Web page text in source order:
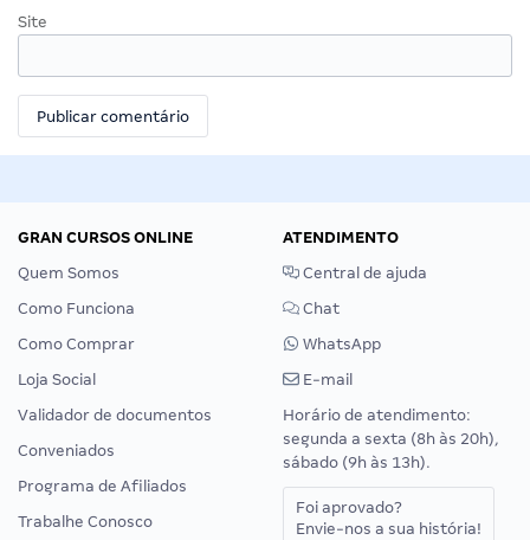
Site
GRAN CURSOS ONLINE
Quem Somos
Como Funciona
Como Comprar
Loja Social
Validador de documentos
Conveniados
Programa de Afiliados
Trabalhe Conosco
ATENDIMENTO
Central de ajuda
Chat
WhatsApp
E-mail
Horário de atendimento:
segunda a sexta (8h às 20h),
sábado (9h às 13h).
Foi aprovado?
Envie-nos a sua história!